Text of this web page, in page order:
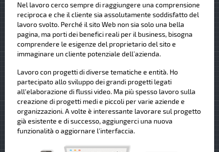
Nel lavoro cerco sempre di raggiungere una comprensione
reciproca e che il cliente sia assolutamente soddisfatto del
lavoro svolto. Perché il sito Web non sia solo una bella
pagina, ma porti dei benefici reali per il business, bisogna
comprendere le esigenze del proprietario del sito e
immaginare un cliente potenziale dell’azienda.
Lavoro con progetti di diverse tematiche e entità. Ho
partecipato allo sviluppo dei grandi progetti legati
all'elaborazione di flussi video. Ma più spesso lavoro sulla
creazione di progetti medi e piccoli per varie aziende e
organizzazioni. A volte è interessante lavorare sul progetto
già esistente e di successo, aggiungerci una nuova
funzionalità o aggiornare l'interfaccia.